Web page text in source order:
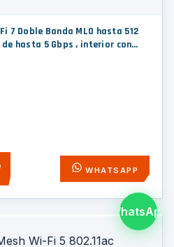
7 Doble Banda MLO hasta 512
hasta 5 Gbps , interior con
MU-MIMO 5X5
WHATSAPP
WhatsApp